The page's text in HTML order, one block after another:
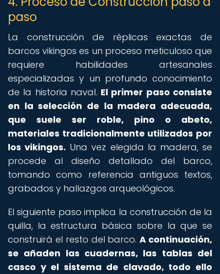
paso
La construcción de réplicas exactas de
barcos vikingos es un proceso meticuloso que
requiere habilidades artesanales
especializadas y un profundo conocimiento
de la historia naval. El primer paso consiste
en la selección de la madera adecuada,
que suele ser roble, pino o abeto,
materiales tradicionalmente utilizados por
los vikingos. Una vez elegida la madera, se
procede al diseño detallado del barco,
tomando como referencia antiguos textos,
grabados y hallazgos arqueológicos.
El siguiente paso implica la construcción de la
quilla, la estructura básica sobre la que se
construirá el resto del barco.A continuación,
se añaden las cuadernas, las tablas del
casco y el sistema de clavado, todo ello